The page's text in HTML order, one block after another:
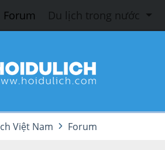
Forum Du lịch trong nước
Việt Nam Forum